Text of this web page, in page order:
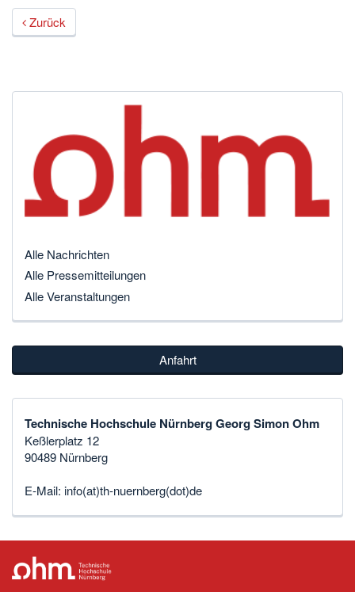
Zurück
Alle Nachrichten
Alle Pressemitteilungen
Alle Veranstaltungen
Anfahrt
Technische Hochschule Nürnberg Georg Simon Ohm
Keßlerplatz 12
90489 Nürnberg
E-Mail: info(at)th-nuernberg(dot)de